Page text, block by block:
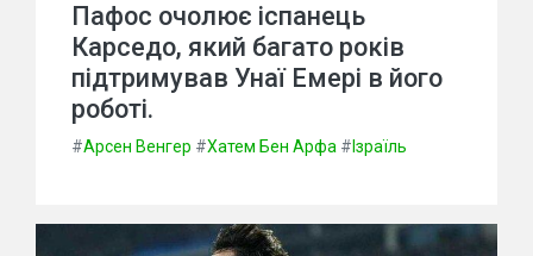
Пафос очолює іспанець
Карседо, який багато років
підтримував Унаї Емері в його
роботі.
#Арсен Венгер #Хатем Бен Арфа # Ізраїль